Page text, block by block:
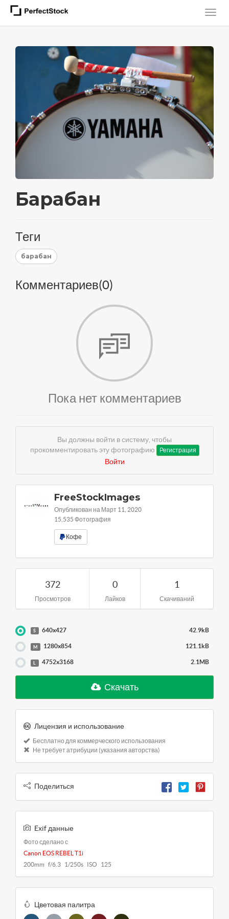
Барабан
Теги
барабан
Комментариев(0)
Пока нет комментариев
Вы должны войти в систему, чтобы
прокомментировать эту фотографию
Регистрация
Войти
FreeStockImages
Опубликован на Март 11, 2020
15,535 Фотография
Кофе
372
Просмотров
0
Лайков
1
Скачиваний
S 640x427 42.9kB
M 1280x854 121.1kB
L 4752x3168 2.1MB
Скачать
Лицензия и использование
Бесплатно для коммерческого использования
Не требует атрибуции (указания авторства)
Поделиться
Exif данные
Фото сделано с
Canon EOS REBEL T1i
200mm f/6.3 1/250s ISO 125
Цветовая палитра